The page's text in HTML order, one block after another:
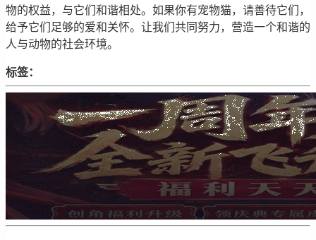
物的权益，与它们和谐相处。如果你有宠物猫，请善待它们，
给予它们足够的爱和关怀。让我们共同努力，营造一个和谐的
人与动物的社会环境。
标签：